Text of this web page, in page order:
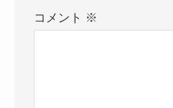
コメント ※